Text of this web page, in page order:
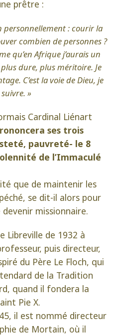
prêtre :
personnellement : courir la
combien de personnes ?
qu’en Afrique j’aurais un
dure, plus méritoire. Je
C’est la voie de Dieu, je
»
Cardinal Liénart
ses trois
pauvreté- le 8
de l’Immaculé
que de maintenir les
se dit-il alors pour
missionnaire.
Libreville de 1932 à
puis directeur,
du Père Le Floch, qui
de la Tradition
quand il fondera la
Pie X.
il est nommé directeur
de Mortain, où il